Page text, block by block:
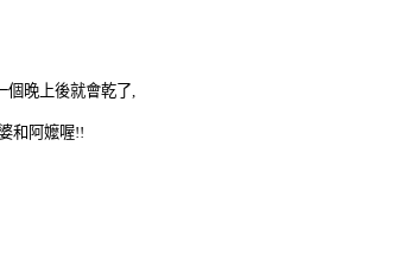
個晚上後就會乾了
和阿嬤喔!!